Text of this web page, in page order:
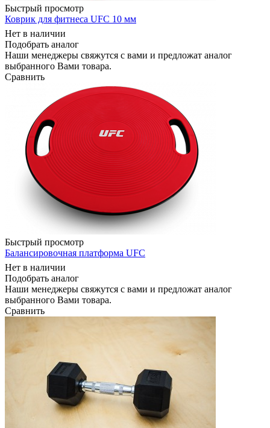
Быстрый просмотр
Коврик для фитнеса UFC 10 мм
Нет в наличии
Подобрать аналог
Наши менеджеры свяжутся с вами и предложат аналог
выбранного Вами товара.
Сравнить
Быстрый просмотр
Балансировочная платформа UFC
Нет в наличии
Подобрать аналог
Наши менеджеры свяжутся с вами и предложат аналог
выбранного Вами товара.
Сравнить